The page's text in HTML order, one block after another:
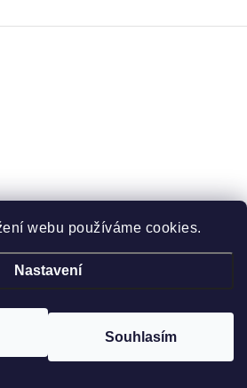
webu používáme cookies.
Nastavení
Souhlasím